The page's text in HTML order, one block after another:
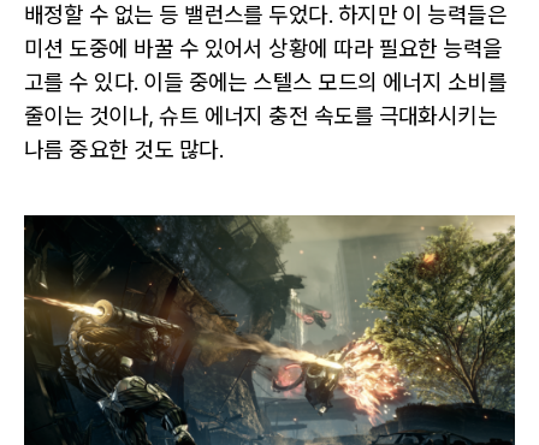
배정할 수 없는 등 밸런스를 두었다. 하지만 이 능력들은
미션 도중에 바꿀 수 있어서 상황에 따라 필요한 능력을
고를 수 있다. 이들 중에는 스텔스 모드의 에너지 소비를
줄이는 것이나, 슈트 에너지 충전 속도를 극대화시키는
나름 중요한 것도 많다.